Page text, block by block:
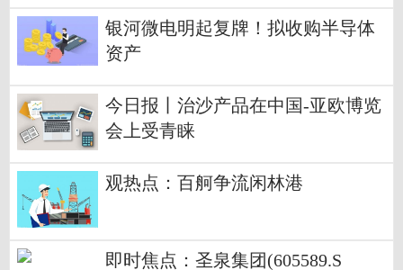
银河微电明起复牌！拟收购半导体
资产
今日报丨治沙产品在中国-亚欧博览
会上受青睐
观热点：百舸争流闲林港
即时焦点：圣泉集团(605589.S